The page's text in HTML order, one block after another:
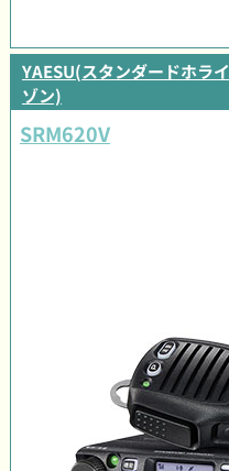
YAESU(スタンダードホライ
ゾン)
SRM620V